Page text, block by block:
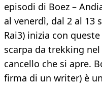
episodi di Boez –
al venerdì, dal 2 al 13
Rai3) inizia con
scarpa da trekking
cancello che si apre.
firma di un writer) è